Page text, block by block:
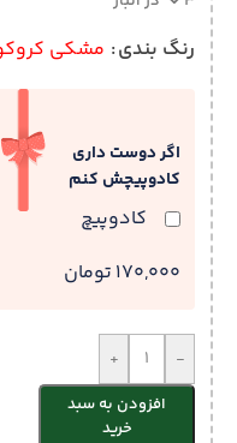
رنگ بندی مشکی
اگر دوست داری
کادوپیچش کنم
کادوپیچ
170,000 تومان
-
+
افزودن به سبد
خرید